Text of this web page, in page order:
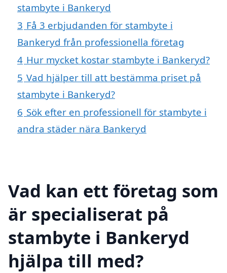
stambyte i Bankeryd
3 Få 3 erbjudanden för stambyte i
Bankeryd från professionella företag
4 Hur mycket kostar stambyte i Bankeryd?
5 Vad hjälper till att bestämma priset på
stambyte i Bankeryd?
6 Sök efter en professionell för stambyte i
andra städer nära Bankeryd
Vad kan ett företag som
är specialiserat på
stambyte i Bankeryd
hjälpa till med?